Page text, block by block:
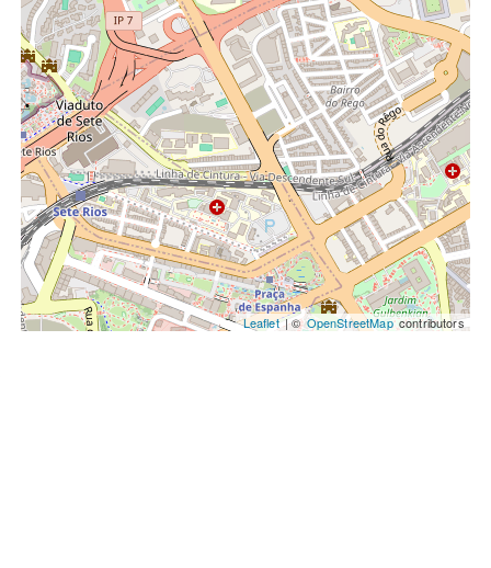
Leaflet| ©OpenStreetMapcontributors